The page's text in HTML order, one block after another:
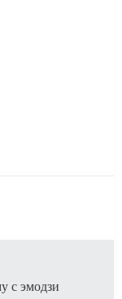
с эмодзи